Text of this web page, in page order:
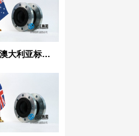
AS 澳大利亚标准橡胶膨胀节